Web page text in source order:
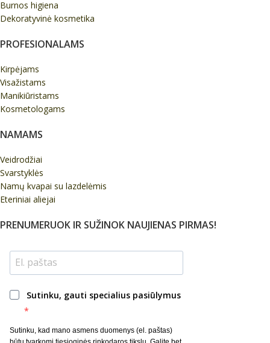
Burnos higiena
Dekoratyvinė kosmetika
PROFESIONALAMS
Kirpėjams
Visažistams
Manikiūristams
Kosmetologams
NAMAMS
Veidrodžiai
Svarstyklės
Namų kvapai su lazdelėmis
Eteriniai aliejai
PRENUMERUOK IR SUŽINOK NAUJIENAS PIRMAS!
Sutinku, gauti specialius pasiūlymus
Sutinku, kad mano asmens duomenys (el. paštas)